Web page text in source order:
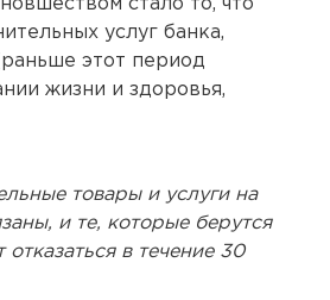
стало то, что
услуг банка,
этот период
жизни и здоровья,
товары и услуги на
и те, которые берутся
в течение 30